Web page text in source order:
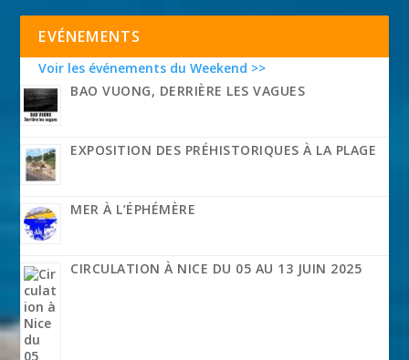
EVÉNEMENTS
Voir les événements du Weekend >>
BAO VUONG, DERRIÈRE LES VAGUES
EXPOSITION DES PRÉHISTORIQUES À LA PLAGE
MER À L’ÉPHÉMÈRE
CIRCULATION À NICE DU 05 AU 13 JUIN 2025